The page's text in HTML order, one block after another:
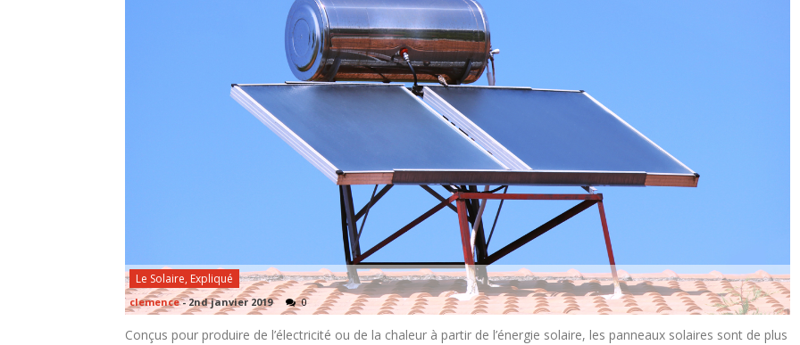
Le Solaire, Expliqué
clemence -2nd janvier 2019 0
Conçus pour produire de l’électricité ou de la chaleur à partir de l’énergie solaire, les panneaux solaires sont de plus